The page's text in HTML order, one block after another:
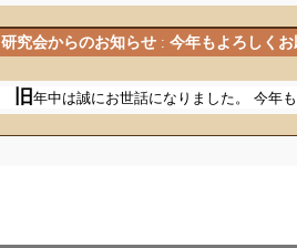
研究会からのお知らせ : 今年もよろしく
旧年中は誠にお世話になりました。 今年